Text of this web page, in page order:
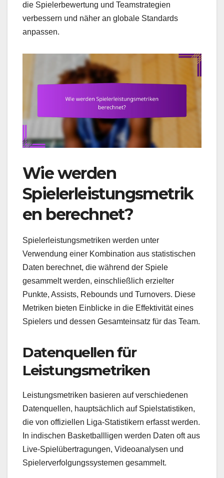
die Spielerbewertung und Teamstrategien
verbessern und näher an globale Standards
anpassen.
Wie werden
Spielerleistungsmetrik
en berechnet?
Spielerleistungsmetriken werden unter
Verwendung einer Kombination aus statistischen
Daten berechnet, die während der Spiele
gesammelt werden, einschließlich erzielter
Punkte, Assists, Rebounds und Turnovers. Diese
Metriken bieten Einblicke in die Effektivität eines
Spielers und dessen Gesamteinsatz für das Team.
Datenquellen für
Leistungsmetriken
Leistungsmetriken basieren auf verschiedenen
Datenquellen, hauptsächlich auf Spielstatistiken,
die von offiziellen Liga-Statistikern erfasst werden.
In indischen Basketballligen werden Daten oft aus
Live-Spielübertragungen, Videoanalysen und
Spielerverfolgungssystemen gesammelt.